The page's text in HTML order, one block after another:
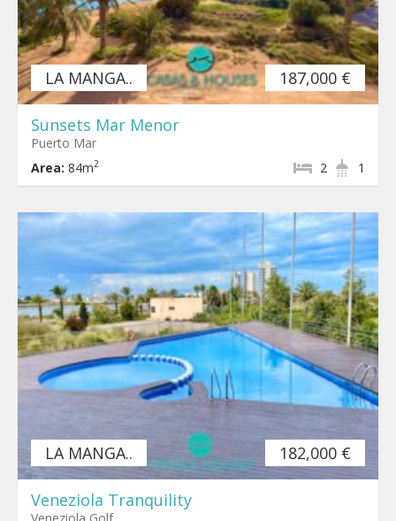
LA MANGA.. 187,000 €
Sunsets Mar Menor
Puerto Mar
Area: 84m2 1
2
LA MANGA.. 182,000 €
Veneziola Tranquility